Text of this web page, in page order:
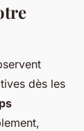
dès les